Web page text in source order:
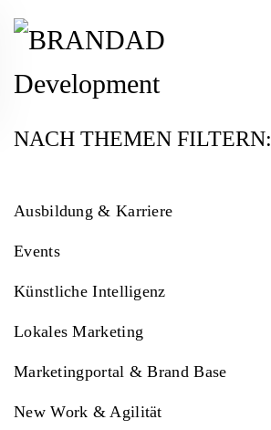
NACH THEMEN FILTERN:
Ausbildung & Karriere
Events
Künstliche Intelligenz
Lokales Marketing
Marketingportal & Brand Base
New Work & Agilität